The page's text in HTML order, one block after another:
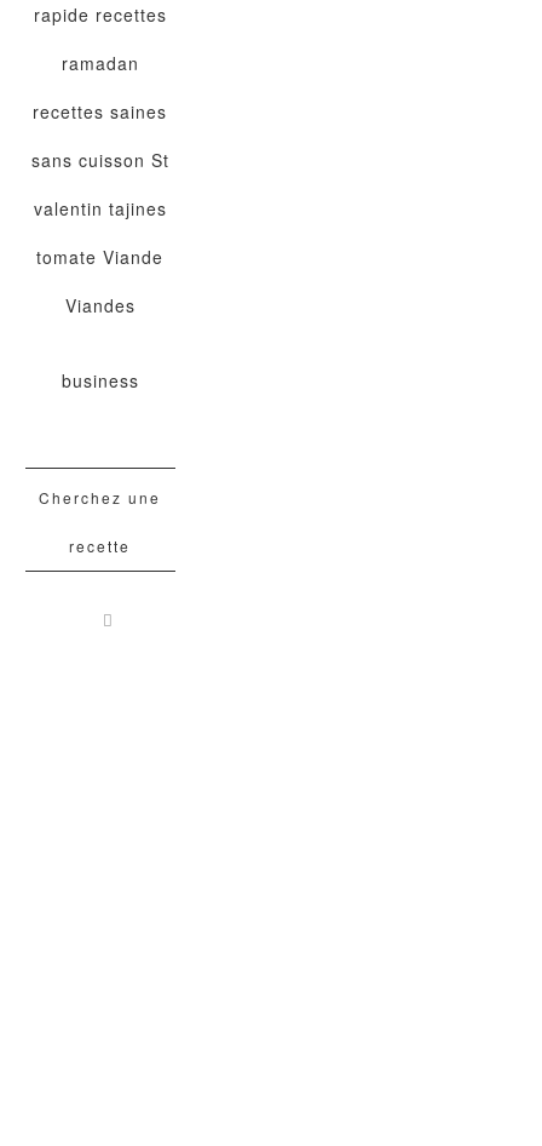
rapide recettes
ramadan
recettes saines
sans cuisson St
valentin tajines
tomate Viande
Viandes
business
Cherchez une
recette